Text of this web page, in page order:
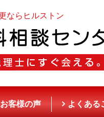
ならヒルストン
お客様の声 よくある